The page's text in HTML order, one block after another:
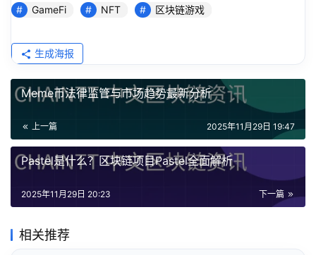
GameFi NFT 区块链游戏
生成海报
Meme币法律监管与市场趋势最新分析
上一篇 2025年11月29日 19:47
Pastel是什么？区块链项目Pastel全面解析
下一篇
2025年11月29日 20:23
相关推荐